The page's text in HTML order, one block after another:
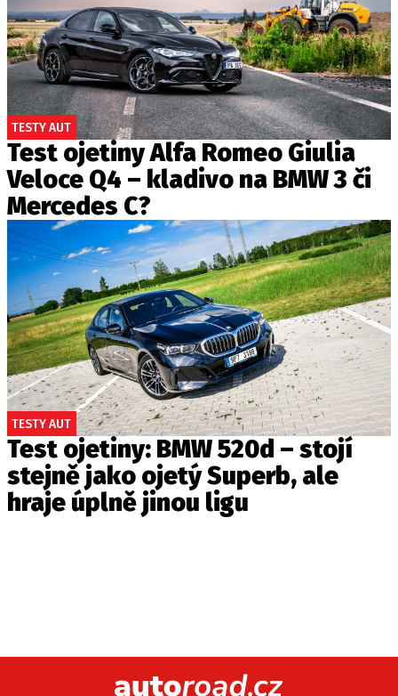
TESTY AUT
Test ojetiny Alfa Romeo Giulia
Veloce Q4 – kladivo na BMW 3 či
Mercedes C?
TESTY AUT
Test ojetiny: BMW 520d – stojí
stejně jako ojetý Superb, ale
hraje úplně jinou ligu